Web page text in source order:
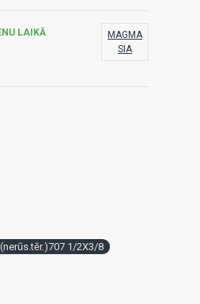
LAIKĀ
MAGMA
SIA
1/2X3/8